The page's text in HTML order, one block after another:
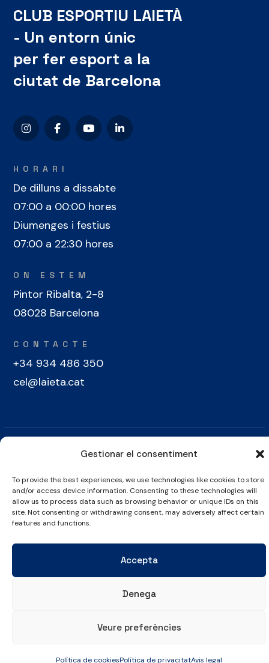
Gestionar el consentiment
To provide the best experiences, we use technologies like cookies to store
and/or access device information. Consenting to these technologies will
allow us to process data such as browsing behavior or unique IDs on this
site. Not consenting or withdrawing consent, may adversely affect certain
features and functions.
Accepta
Denega
Veure preferències
Política de cookiesPolítica de privacitatAvis legal
CLUB ESPORTIU LAIETÀ
- Un entorn únic
per fer esport a la
ciutat de Barcelona
HORARI
De dilluns a dissabte
07:00 a 00:00 hores
Diumenges i festius
07:00 a 22:30 hores
ON ESTEM
Pintor Ribalta, 2-8
08028 Barcelona
CONTACTE
+34 934 486 350
cel@laieta.cat
© Copyright 2026 Club Esportiu Laietà | Tots els drets reservats